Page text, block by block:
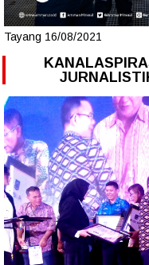
Tayang 16/08/2021